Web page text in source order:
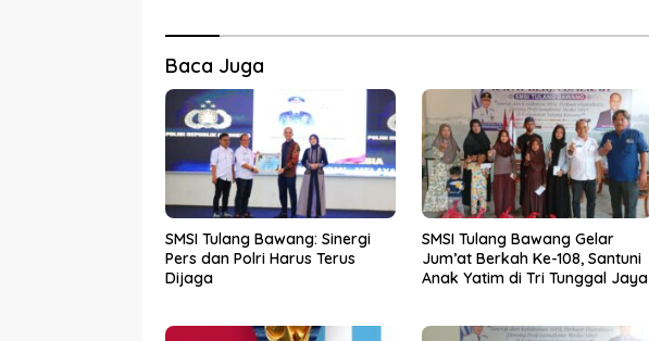
Baca Juga
SMSI Tulang Bawang: Sinergi
Pers dan Polri Harus Terus
Dijaga
SMSI Tulang Bawang Gelar
Jum’at Berkah Ke-108, Santuni
Anak Yatim di Tri Tunggal Jaya